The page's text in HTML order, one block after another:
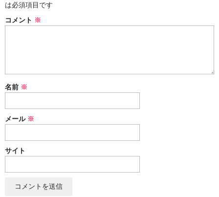
ふた付き
単品
セット
アウトレット
お問い合わせ
は必須項目です
コメント ※
名前 ※
メール ※
サイト